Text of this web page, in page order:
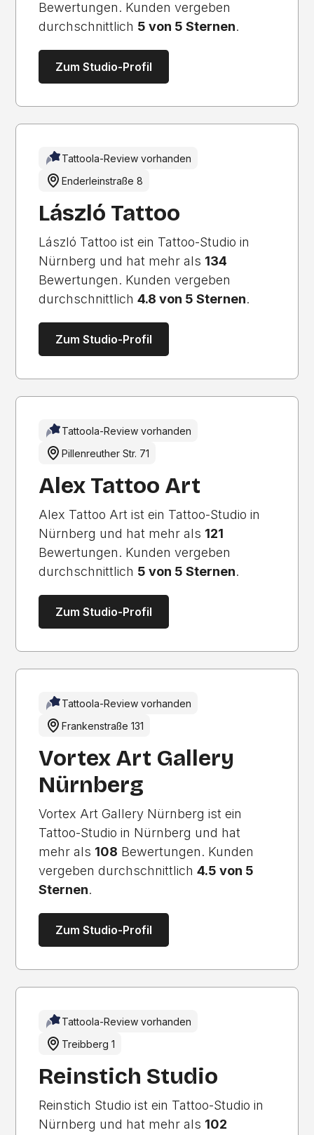
Bewertungen. Kunden vergeben
durchschnittlich 5 von 5 Sternen.
Zum Studio-Profil
Tattoola-Review vorhanden
Enderleinstraße 8
László Tattoo
László Tattoo ist ein Tattoo-Studio in
Nürnberg und hat mehr als 134
Bewertungen. Kunden vergeben
durchschnittlich4.8 von 5 Sternen.
Zum Studio-Profil
Tattoola-Review vorhanden
Pillenreuther Str. 71
Alex Tattoo Art
Alex Tattoo Art ist ein Tattoo-Studio in
Nürnberg und hat mehr als 121
Bewertungen. Kunden vergeben
durchschnittlich 5 von 5 Sternen.
Zum Studio-Profil
Tattoola-Review vorhanden
Frankenstraße 131
Vortex Art Gallery
Nürnberg
Vortex Art Gallery Nürnberg ist ein
Tattoo-Studio in Nürnberg und hat
mehr als 108 Bewertungen. Kunden
vergeben durchschnittlich4.5 von 5
Sternen.
Zum Studio-Profil
Tattoola-Review vorhanden
Treibberg 1
Reinstich Studio
Reinstich Studio ist ein Tattoo-Studio in
Nürnberg und hat mehr als 102